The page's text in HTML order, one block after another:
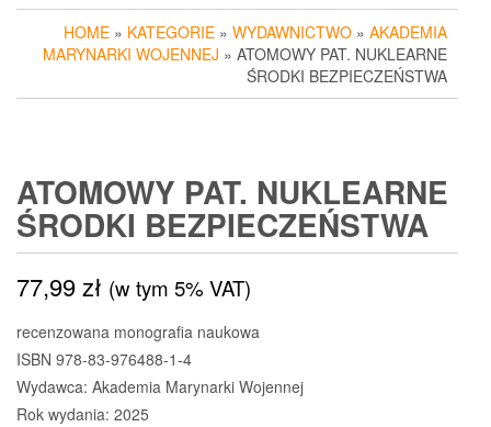
HOME » KATEGORIE » WYDAWNICTWO » AKADEMIA
MARYNARKI WOJENNEJ » ATOMOWY PAT. NUKLEARNE
ŚRODKI BEZPIECZEŃSTWA
ATOMOWY PAT. NUKLEARNE
ŚRODKI BEZPIECZEŃSTWA
77,99zł (w tym 5% VAT)
recenzowana monografia naukowa
ISBN 978-83-976488-1-4
Wydawca: Akademia Marynarki Wojennej
Rok wydania: 2025